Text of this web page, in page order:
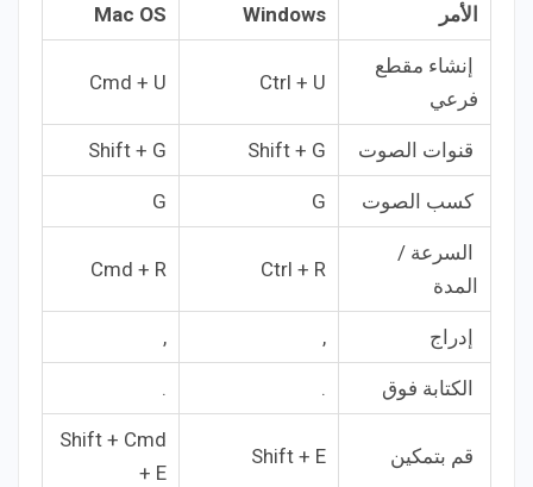
الأمر Windows
Mac OS
إنشاء مقطع
فرعي
Ctrl + U
Cmd + U
قنوات الصوت Shift + G
Shift + G
كسب الصوت G
G
السرعة /
المدة
Ctrl + R
Cmd + R
إدراج ,
,
الكتابة فوق .
.
قم بتمكين Shift + E
Shift + Cmd
+ E